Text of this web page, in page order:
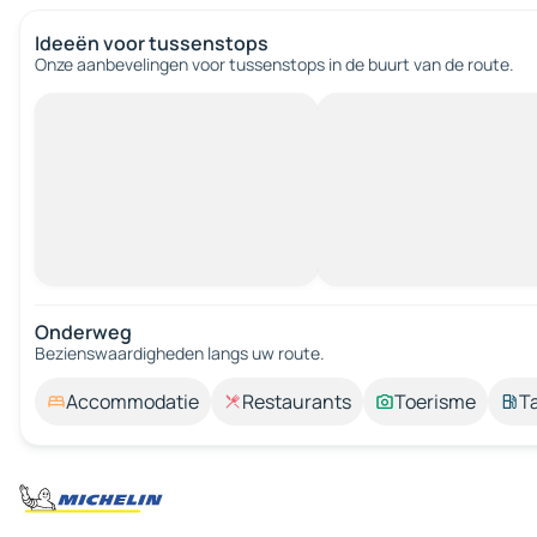
Ideeën voor tussenstops
Onze aanbevelingen voor tussenstops in de buurt van de route.
Onderweg
Bezienswaardigheden langs uw route.
Accommodatie Restaurants Toerisme